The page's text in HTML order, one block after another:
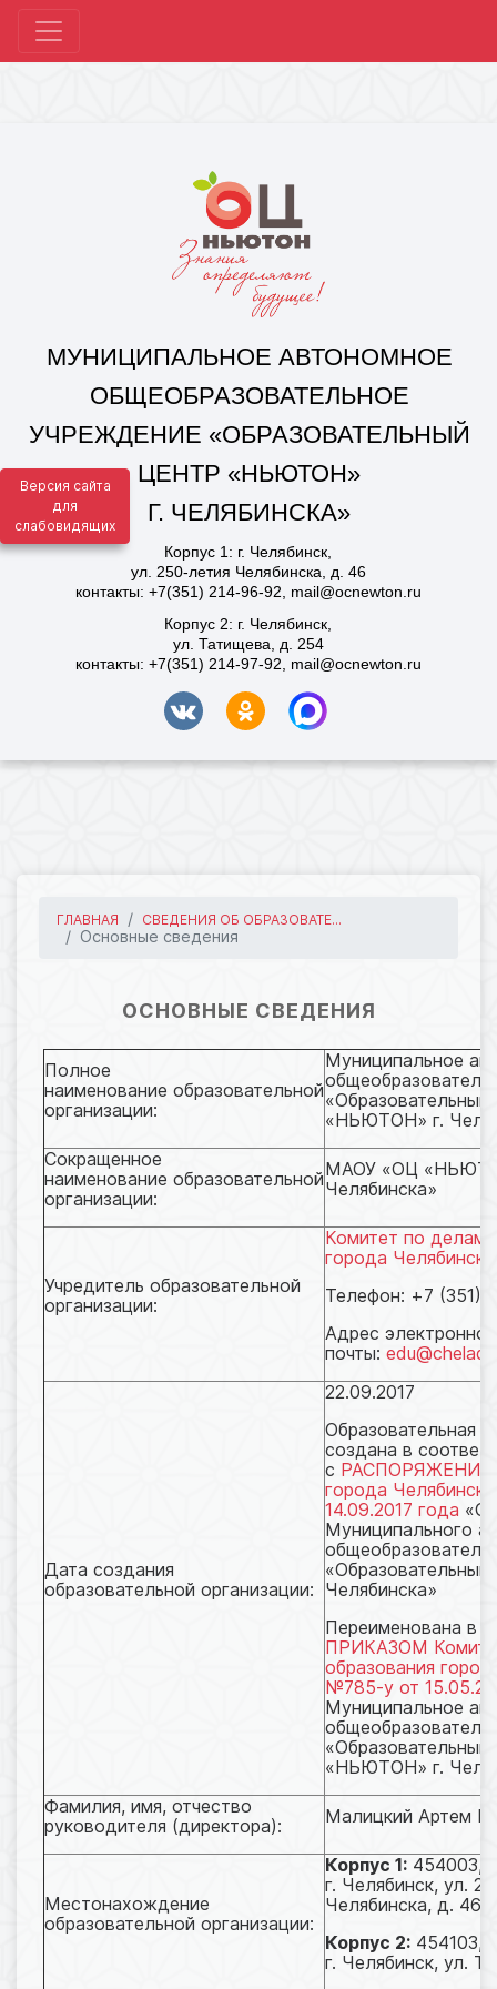
Версия сайта
для
слабовидящих
Корпус 1: г. Челябинск,
ул. 250-летия Челябинска, д. 46
Корпус 2: г. Челябинск,
контакты: +7(351) 214-97-92, mail@ocnewton.ru
МУНИЦИПАЛЬНОЕ АВТОНОМНОЕ
ОБЩЕОБРАЗОВАТЕЛЬНОЕ
УЧРЕЖДЕНИЕ «ОБРАЗОВАТЕЛЬНЫЙ
Г. ЧЕЛЯБИНСКА»
ГЛАВНАЯ СВЕДЕНИЯ ОБ ОБРАЗОВАТЕ...
Основные сведения
ОСНОВНЫЕ СВЕДЕНИЯ
Полное
наименование образовательной
организации:
Муниципальное
«Образовательный
«НЬЮТОН» г.
Сокращенное
наименование образовательной
организации:
МАОУ «ОЦ
Челябинска»
Учредитель образовательной
организации:
Комитет по делам
города Челябинска
Телефон: +7 (351)
Адрес электронной
почты:
Дата создания
образовательной организации:
22.09.2017
Образовательная
создана в
с
города
14.09.2017 года «О
Муниципального
Челябинска»
Переименована в
ПРИКАЗОМ
образования
№785-у от
Муниципальное
«Образовательный
«НЬЮТОН» г.
Фамилия, имя, отчество
руководителя (директора):
Малицкий Артем
Местонахождение
образовательной организации:
Корпус 1: 454003,
г. Челябинск, ул.
Челябинска, д. 46
Корпус 2: 454103,
г. Челябинск, ул.